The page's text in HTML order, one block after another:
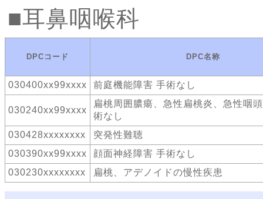
耳鼻咽喉科
DPCコード DPC名称
030400xx99xxxx 前庭機能障害 手術なし
030240xx99xxxx
扁桃周囲膿瘍、急性扁桃炎、急性咽
術なし
030428xxxxxxxx
突発性難聴
030390xx99xxxx
顔面神経障害 手術なし
030230xxxxxxxx
扁桃、アデノイドの慢性疾患